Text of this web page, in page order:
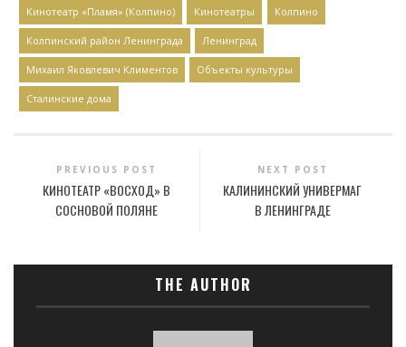
Кинотеатр «Пламя» (Колпино) Кинотеатры Колпино
Колпинский район Ленинграда Ленинград
Михаил Яковлевич Климентов Объекты культуры
Сталинские дома
PREVIOUS POST
КИНОТЕАТР «ВОСХОД» В
СОСНОВОЙ ПОЛЯНЕ
NEXT POST
КАЛИНИНСКИЙ УНИВЕРМАГ
В ЛЕНИНГРАДЕ
THE AUTHOR